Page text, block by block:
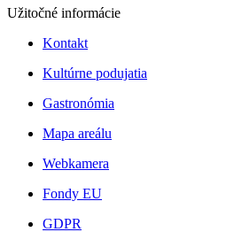
Užitočné informácie
Kontakt
Kultúrne podujatia
Gastronómia
Mapa areálu
Webkamera
Fondy EU
GDPR